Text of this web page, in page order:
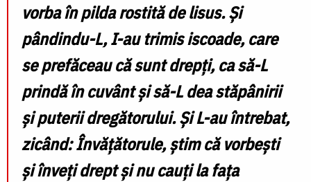
vorba în pilda rostită de lisus. Și
pândindu-L, I-au trimis iscoade, care
se prefăceau că sunt drepți, ca să-L
prindă în cuvânt și să-L dea stăpânirii
și puterii dregătorului. Și L-au întrebat,
zicând: Învățătorule, știm că vorbești
și înveți drept și nu cauți la fața